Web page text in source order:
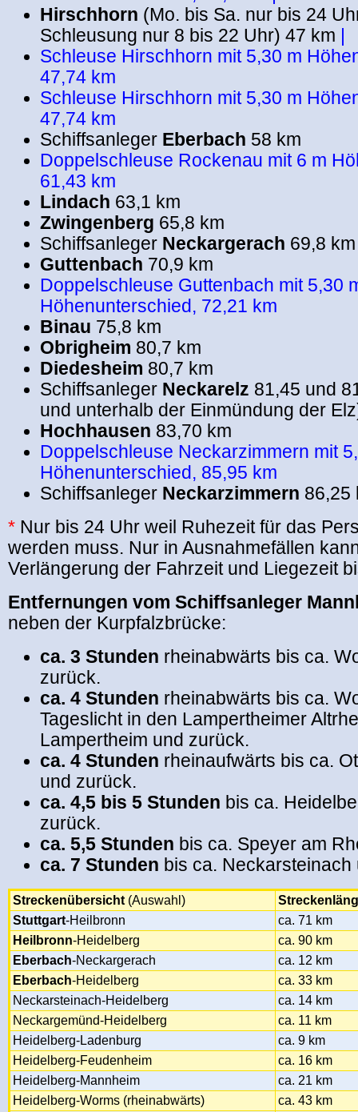
Hirschhorn (Mo. bis Sa. nur bis 24
Schleusung nur 8 bis 22 Uhr) 47 km
Schleuse Hirschhorn mit 5,30 m
47,74 km
Schleuse Hirschhorn mit 5,30 m
47,74 km
Schiffsanleger Eberbach 58 km
Doppelschleuse Rockenau mit 6 m
61,43 km
Lindach 63,1 km
Zwingenberg 65,8 km
Schiffsanleger Neckargerach 69,8 km
Guttenbach 70,9 km
Doppelschleuse Guttenbach mit 5,30
Höhenunterschied, 72,21 km
Binau 75,8 km
Obrigheim 80,7 km
Diedesheim 80,7 km
Schiffsanleger Neckarelz 81,45 und
und unterhalb der Einmündung der
Hochhausen 83,70 km
Doppelschleuse Neckarzimmern mit
Höhenunterschied, 85,95 km
Schiffsanleger Neckarzimmern 86,25
* Nur bis 24 Uhr weil Ruhezeit für das
werden muss. Nur in Ausnahmefällen
Verlängerung der Fahrzeit und Liegezeit
Entfernungen vom Schiffsanleger
neben der Kurpfalzbrücke:
ca. 3 Stunden rheinabwärts bis ca.
zurück.
ca. 4 Stunden rheinabwärts bis ca.
Tageslicht in den Lampertheimer
Lampertheim und zurück.
ca. 4 Stunden rheinaufwärts bis ca.
und zurück.
ca. 4,5 bis 5 Stunden bis ca.
zurück.
ca. 5,5 Stunden bis ca. Speyer am
ca. 7 Stunden bis ca.
Streckenübersicht (Auswahl)
Stuttgart-Heilbronn
ca. 71 km
Heilbronn-Heidelberg
ca. 90 km
Eberbach-Neckargerach
ca. 12 km
Eberbach-Heidelberg
ca. 33 km
Neckarsteinach-Heidelberg
ca. 14 km
Neckargemünd-Heidelberg
ca. 11 km
Heidelberg-Ladenburg
ca. 9 km
Heidelberg-Feudenheim
ca. 16 km
Heidelberg-Mannheim
ca. 21 km
Heidelberg-Worms (rheinabwärts)
ca. 43 km